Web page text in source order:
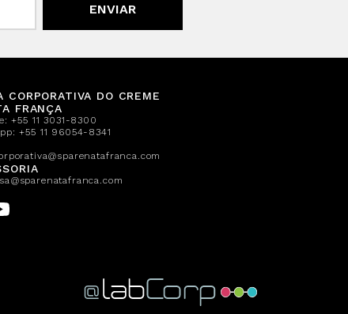
ENVIAR
CORPORATIVA DO CREME
FRANÇA
+55 11 3031-8300
+55 11 96054-8341